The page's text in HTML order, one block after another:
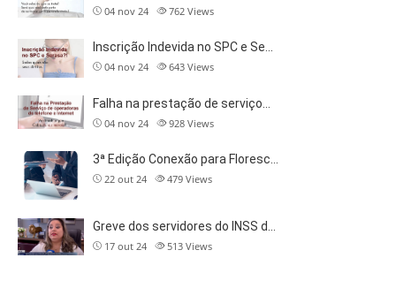
04 nov 24 762 Views
Inscrição Indevida no SPC e Se…
04 nov 24 643 Views
Falha na prestação de serviço…
04 nov 24 928 Views
3ª Edição Conexão para Floresc…
22 out 24 479 Views
Greve dos servidores do INSS d…
17 out 24 513 Views